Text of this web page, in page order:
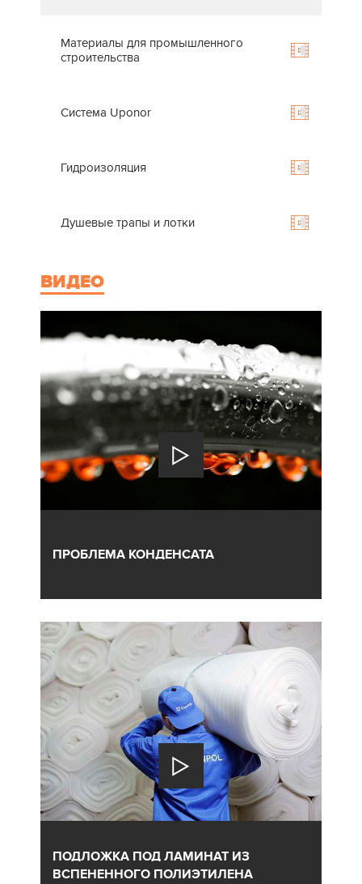
Материалы для промышленного
строительства
Система Uponor
Гидроизоляция
Душевые трапы и лотки
ВИДЕО
ПРОБЛЕМА КОНДЕНСАТА
ПОДЛОЖКА ПОД ЛАМИНАТ ИЗ
ВСПЕНЕННОГО ПОЛИЭТИЛЕНА